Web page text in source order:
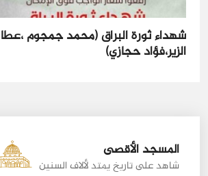
شهداء ثورة البراق (محمد جمجوم ،عطا
الزير،فؤاد حجازي)
المسجد الأقصى
شاهد على تاريخ يمتد لألاف السنين